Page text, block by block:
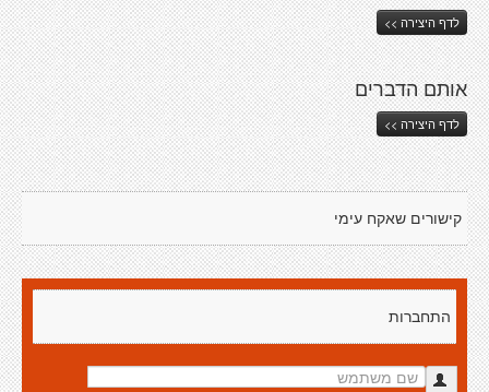
לדף היצירה >>
אותם הדברים
לדף היצירה >>
קישורים שאקח עימי
התחברות